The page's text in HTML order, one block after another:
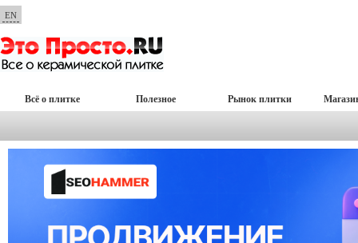
EN
Всё о плитке Полезное Рынок плитки